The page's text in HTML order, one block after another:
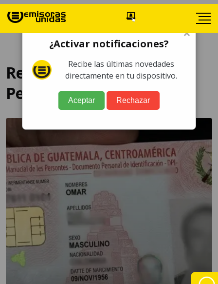
Registro Nacional de las
Personas
×
¿Activar notificaciones?
Recibe las últimas novedades
directamente en tu dispositivo.
Aceptar Rechazar